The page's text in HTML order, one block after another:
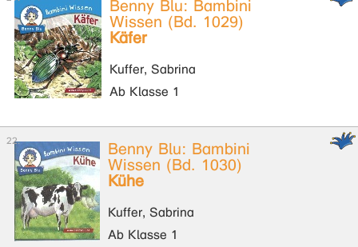
Benny Blu: Bambini
Wissen (Bd. 1029)
Käfer
Kuffer, Sabrina
Ab Klasse 1
Benny Blu: Bambini
Wissen (Bd. 1030)
Kühe
Kuffer, Sabrina
Ab Klasse 1